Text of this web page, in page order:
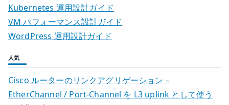
Kubernetes 運用設計ガイド
VM パフォーマンス設計ガイド
WordPress 運用設計ガイド
人気
Cisco ルーターのリンクアグリゲーション –
EtherChannel / Port-Channel を L3 uplink として使う